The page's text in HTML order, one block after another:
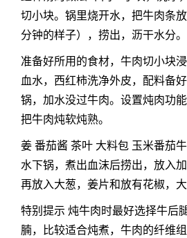
切小块。锅里烧开水，把牛肉条
分钟的样子），捞出，沥干水分。
准备好所用的食材，牛肉切小块
血水，西红柿洗净外皮，配料备
锅，加水没过牛肉。设置炖肉功
把牛肉炖软炖熟。
姜 番茄酱 茶叶 大料包 玉米番茄
水下锅，煮出血沫后捞出，放入
再放入大葱，姜片和放有花椒，
特别提示 炖牛肉时最好选择牛后
腩，比较适合炖煮，牛肉的纤维